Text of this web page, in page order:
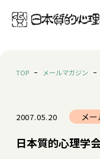
TOP メールマガジン
2007.05.20 メ
日本質的心理学